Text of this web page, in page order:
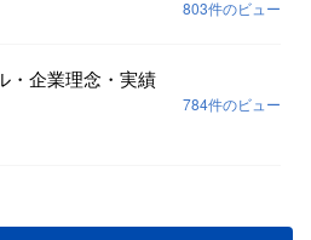
803件のビュー
・企業理念・実績
784件のビュー